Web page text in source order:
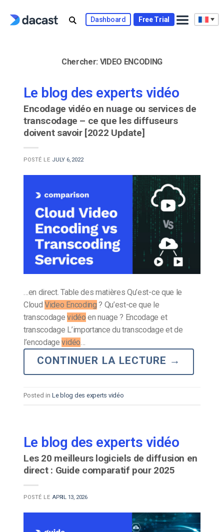
Dashboard Free Trial
Chercher: VIDEO ENCODING
Le blog des experts vidéo
Encodage vidéo en nuage ou services de
transcodage – ce que les diffuseurs
doivent savoir [2022 Update]
POSTÉ LE JULY 6, 2022
…en direct. Table des matières Qu’est-ce que le
CloudVideo Encoding ? Qu’est-ce que le
transcodagevidéo en nuage ? Encodage et
transcodage L’importance du transcodage et de
l’encodagevidéo…
CONTINUER LA LECTURE →
Posted in Le blog des experts vidéo
Le blog des experts vidéo
Les 20 meilleurs logiciels de diffusion en
direct : Guide comparatif pour 2025
POSTÉ LEAPRIL 13, 2026